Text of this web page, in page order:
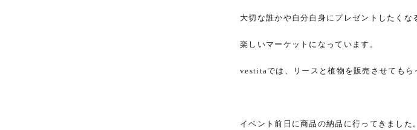
大切な誰かや自分自身にプレゼントしたくな
楽しいマーケットになっています。
vestitaでは、リースと植物を販売させてもら
イベント前日に商品の納品に行ってきました。